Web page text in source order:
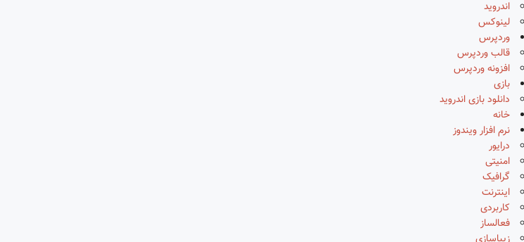
اندروید
لینوکس
وردپرس
قالب وردپرس
افزونه وردپرس
بازی
دانلود بازی اندروید
خانه
نرم افزار ویندوز
درایور
امنیتی
گرافیک
اینترنت
کاربردی
فعالساز